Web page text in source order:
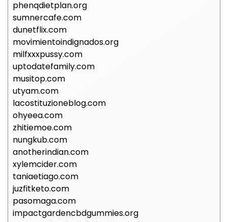
phenqdietplan.org
sumnercafe.com
dunetflix.com
movimientoindignados.org
milfxxxpussy.com
uptodatefamily.com
musitop.com
utyam.com
lacostituzioneblog.com
ohyeea.com
zhitiemoe.com
nungkub.com
anotherindian.com
xylemcider.com
taniaetiago.com
juzfitketo.com
pasomaga.com
impactgardencbdgummies.org